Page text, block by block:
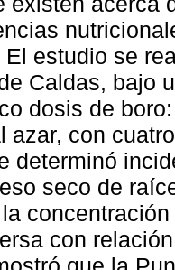
estudio se
Caldas, bajo
dosis de
azar, con
determinó
seco de
con